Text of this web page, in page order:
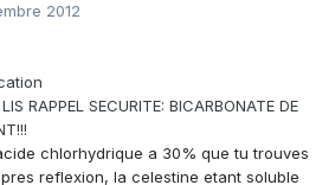
2012
RAPPEL SECURITE: BICARBONATE DE
chlorhydrique a 30% que tu trouves
reflexion, la celestine etant soluble